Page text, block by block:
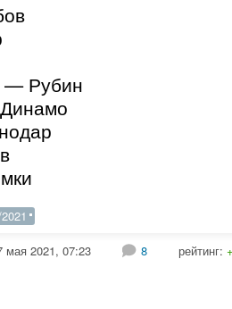
— Рубин
мая 2021, 07:23 8 рейтинг: